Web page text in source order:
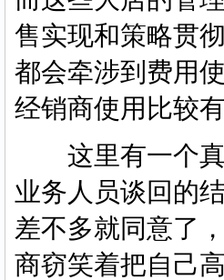
售实现和策略贯
都会牵涉到费用
经销商使用比较
这里有一个真
业务人员谈回的
差不多就同意了
商窃笑着把自己